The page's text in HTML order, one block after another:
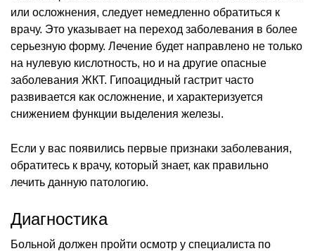
или осложнения, следует немедленно обратиться к
врачу. Это указывает на переход заболевания в более
серьезную форму. Лечение будет направлено не только
на нулевую кислотность, но и на другие опасные
заболевания ЖКТ. Гипоацидный гастрит часто
развивается как осложнение, и характеризуется
снижением функции выделения железы.
Если у вас появились первые признаки заболевания,
обратитесь к врачу, который знает, как правильно
лечить данную патологию.
Диагностика
Больной должен пройти осмотр у специалиста по